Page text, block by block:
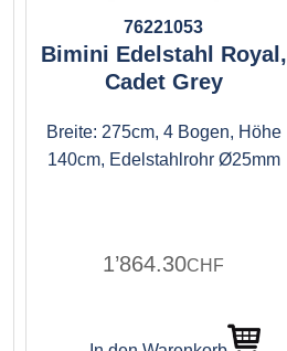
76221053
Bimini Edelstahl Royal,
Cadet Grey
Breite: 275cm, 4 Bogen, Höhe
140cm, Edelstahlrohr Ø25mm
1’864.30CHF